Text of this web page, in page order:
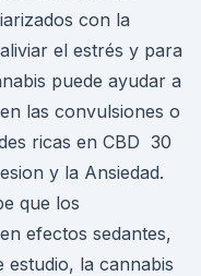
con la
el estrés y para
puede ayudar a
las convulsiones o
ricas en CBD 30
y la Ansiedad.
que los
efectos sedantes,
estudio, la cannabis